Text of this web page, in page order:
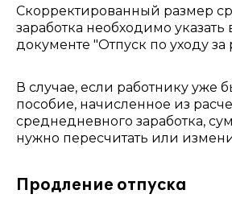
Скорректированный размер
заработка необходимо указать
документе "Отпуск по уходу за
В случае, если работнику уже
пособие, начисленное из
среднедневного заработка,
нужно пересчитать или
Продление отпуска